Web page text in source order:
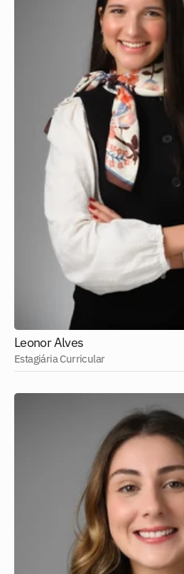
Leonor Alves
Estagiária Curricular